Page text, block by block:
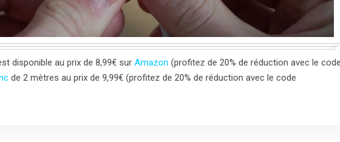
disponible au prix de 8,99€ sur Amazon (profitez de 20% de réduction avec le
de 2 mètres au prix de 9,99€ (profitez de 20% de réduction avec le code